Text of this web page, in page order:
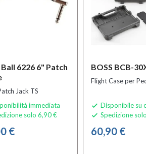
6226 6" Patch
Jack TS
immediata
solo 6,90 €
€
BOSS BCB-
Flight Case per
 Disponibile su
 Spedizione
60,90 €